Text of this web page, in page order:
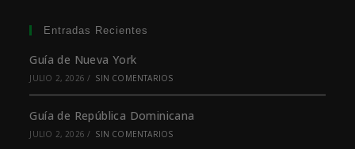
Entradas Recientes
Guía de Nueva York
JULIO 2, 2026 / SIN COMENTARIOS
Guía de República Dominicana
JULIO 2, 2026 / SIN COMENTARIOS